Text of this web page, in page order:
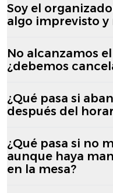
Soy el
algo imprevisto y
No alcanzamos
¿debemos
¿Qué pasa si
después del
¿Qué pasa si no
aunque haya
en la mesa?